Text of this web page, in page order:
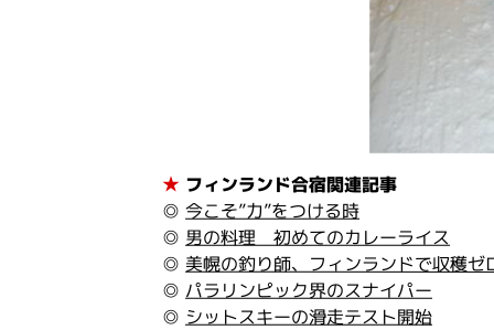
★ フィンランド合宿関連記事
◎今こそ”力”をつける時
◎ 男の料理 初めてのカレーライス
◎ 美幌の釣り師、フィンランドで収穫ゼ
◎ パラリンピック界のスナイパー
◎ シットスキーの滑走テスト開始